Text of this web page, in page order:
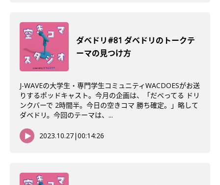
ダベドリ#81 ダベドリのトークテ
ーマの見つけ方
J-WAVEの大学生・専門学生コミュニティWACDOESがお送
りするポッドキャスト。今月の企画は、「だべってる ドリ
ンクバーで 2時間半。今日の空きコマ 勝ち確定。」略して
ダベドリ。今回のテーマは、...
2023.10.27|00:14:26